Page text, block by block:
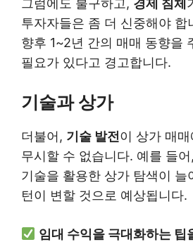
그럼에도 불구하고, 경제 침체
투자자들은 좀 더 신중해야 합
향후 1~2년 간의 매매 동향을
필요가 있다고 경고합니다.
기술과 상가
더불어, 기술 발전 이 상가 매
무시할 수 없습니다. 예를 들
기술을 활용한 상가 탐색이 늘
턴이 변할 것으로 예상됩니다.
임대 수익을 극대화하는 팁